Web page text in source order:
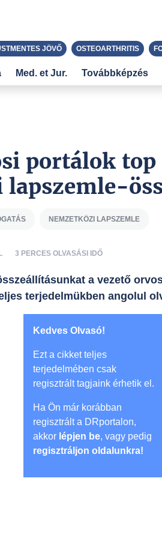
portálok
lapszemle-
NEMZETKÖZI LAPSZEMLE
3 PERCES OLVASÁSI IDŐ
a vezető
terjedelmükben angolul
Kedves Olvasó!
Ezt a cikket teljes
terjedelmében csak
regisztrált tagjaink érhetik el.
Ha Ön már korábban
regisztrált a DRportalon,
akkor lépjen be, vagy pedig
regisztráljon oldalunkra!
JÖVŐ OSTEOARTHRITIS
Med. et Jur. Továbbképzés